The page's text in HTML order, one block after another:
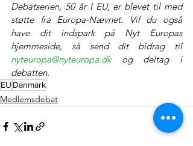
Debatserien, 50 år I EU, er blevet til med
støtte fra Europa-Nævnet. Vil du også
have dit indspark på Nyt Europas
hjemmeside, så send dit bidrag til
nyteuropa@nyteuropa.dk og deltag i
debatten.
EU Danmark
Medlemsdebat